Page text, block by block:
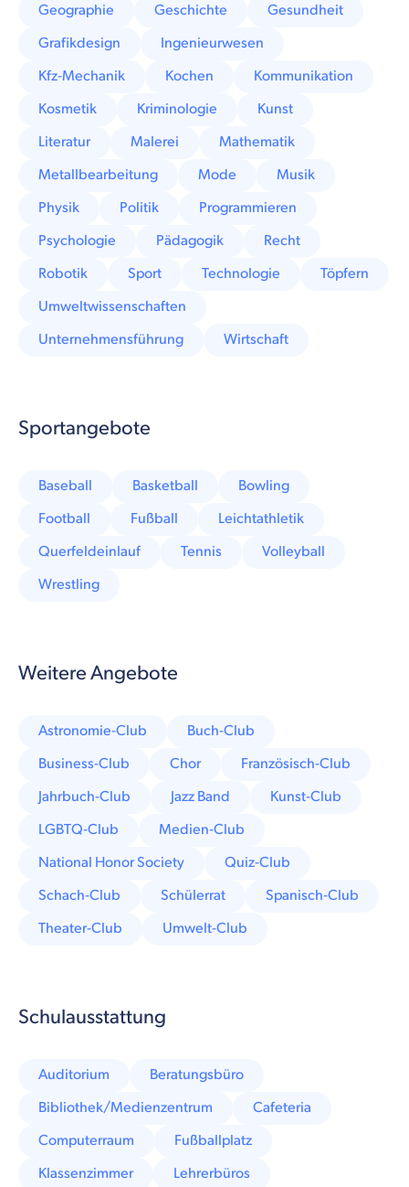
Geographie
Geschichte
Gesundheit
Grafikdesign
Ingenieurwesen
Kfz-Mechanik
Kochen
Kommunikation
Kosmetik
Kriminologie
Kunst
Literatur
Malerei
Mathematik
Metallbearbeitung
Mode
Musik
Physik
Politik
Programmieren
Psychologie
Pädagogik
Recht
Robotik
Sport Technologie
Töpfern
Umweltwissenschaften
Unternehmensführung
Wirtschaft
Sportangebote
Baseball Basketball
Bowling
Football
Fußball
Leichtathletik
Querfeldeinlauf
Tennis
Volleyball
Wrestling
Weitere Angebote
Astronomie-Club
Buch-Club
Business-Club
Chor
Französisch-Club
Jahrbuch-Club
Jazz Band
Kunst-Club
LGBTQ-Club
Medien-Club
National Honor Society
Quiz-Club
Schach-Club
Schülerrat
Spanisch-Club
Theater-Club
Umwelt-Club
Schulausstattung
Auditorium
Beratungsbüro
Bibliothek/Medienzentrum
Cafeteria
Computerraum
Fußballplatz
Klassenzimmer
Lehrerbüros